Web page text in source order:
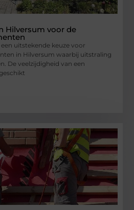
Hilversum voor de
uitstekende keuze voor
in Hilversum waarbij uitstraling
De veelzijdigheid van een